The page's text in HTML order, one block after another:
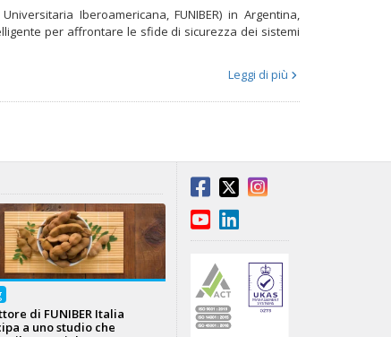
Iberoamericana, FUNIBER) in Argentina,
per affrontare le sfide di sicurezza dei sistemi
Leggi di più
di FUNIBER Italia
a uno studio che